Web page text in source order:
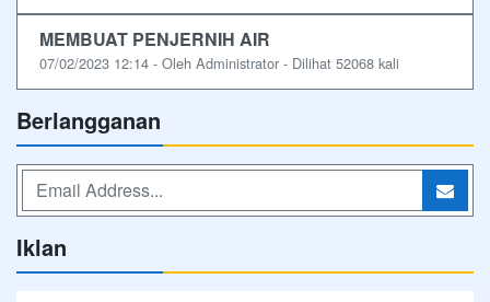
MEMBUAT PENJERNIH AIR
07/02/2023 12:14 - Oleh Administrator - Dilihat 52068 kali
Berlangganan
Iklan